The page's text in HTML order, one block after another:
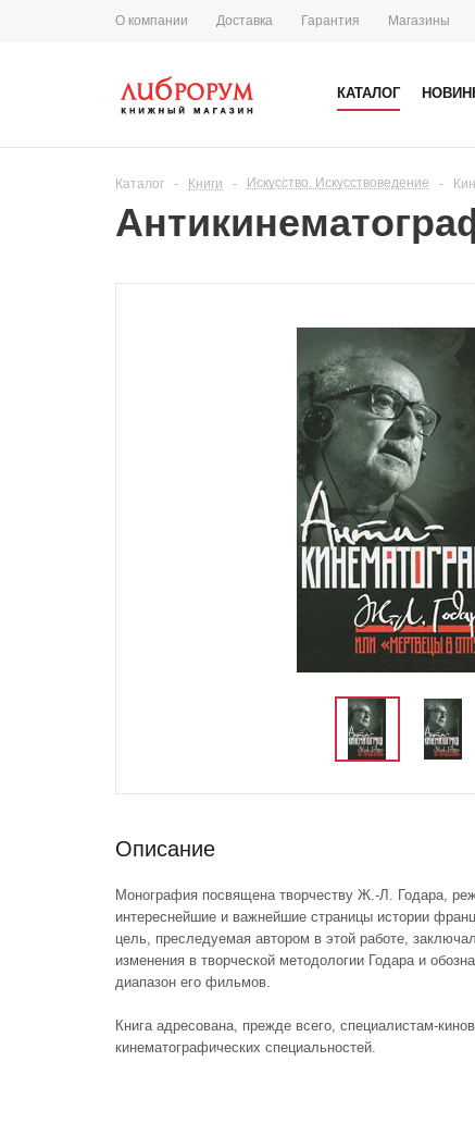
О компании Доставка Гарантия Магазины
КАТАЛОГ
Каталог - Книги - Искусство. Искусствоведение -
Описание
Монография посвящена творчеству Ж.-Л. Годара,
интереснейшие и важнейшие страницы истории
цель, преследуемая автором в этой работе,
изменения в творческой методологии Годара и
диапазон его фильмов.
Книга адресована, прежде всего, специалистам-
кинематографических специальностей.